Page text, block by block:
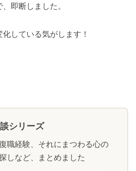
即断しました。
している気がします！
シリーズ
職経験、それにまつわる心の
しなど、まとめました